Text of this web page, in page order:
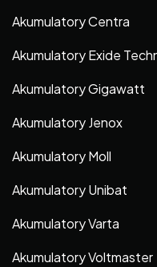
Akumulatory Centra
Akumulatory Exide
Akumulatory Gigawatt
Akumulatory Jenox
Akumulatory Moll
Akumulatory Unibat
Akumulatory Varta
Akumulatory Voltmaster